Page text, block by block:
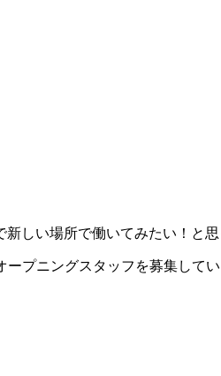
しい場所で働いてみたい！と思
プニングスタッフを募集して